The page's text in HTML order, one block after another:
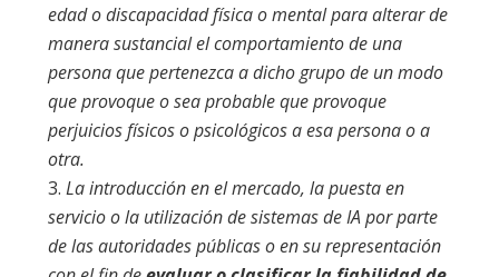
edad o discapacidad física o mental para alterar de
manera sustancial el comportamiento de una
persona que pertenezca a dicho grupo de un modo
que provoque o sea probable que provoque
perjuicios físicos o psicológicos a esa persona o a
otra.
La introducción en el mercado, la puesta en
servicio o la utilización de sistemas de IA por parte
de las autoridades públicas o en su representación